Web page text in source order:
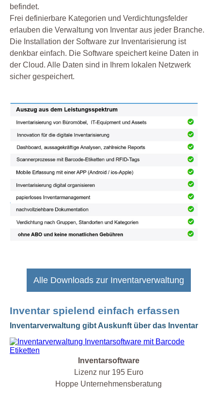
befindet.
Frei definierbare Kategorien und Verdichtungsfelder
erlauben die Verwaltung von Inventar aus jeder Branche.
Die Installation der Software zur Inventarisierung ist
denkbar einfach. Die Software speichert keine Daten in
der Cloud. Alle Daten sind in Ihrem lokalen Netzwerk
sicher gespeichert.
Alle Downloads zur Inventarverwaltung
Inventar spielend einfach erfassen
Inventarverwaltung gibt Auskunft über das Inventar
Inventarsoftware
Lizenz nur 195 Euro
Hoppe Unternehmensberatung